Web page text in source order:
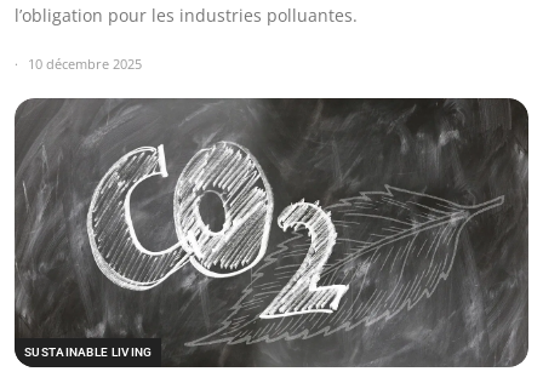
l’obligation pour les industries polluantes.
10 décembre 2025
SUSTAINABLE LIVING